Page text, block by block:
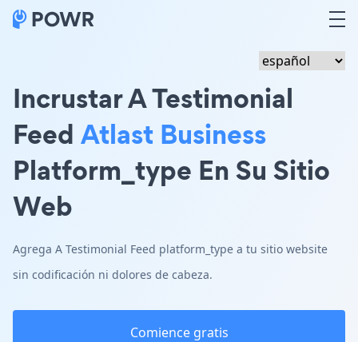
Incrustar A Testimonial
Feed Atlast Business
Platform_type En Su Sitio
Web
Agrega A Testimonial Feed platform_type a tu sitio website
sin codificación ni dolores de cabeza.
Comience gratis